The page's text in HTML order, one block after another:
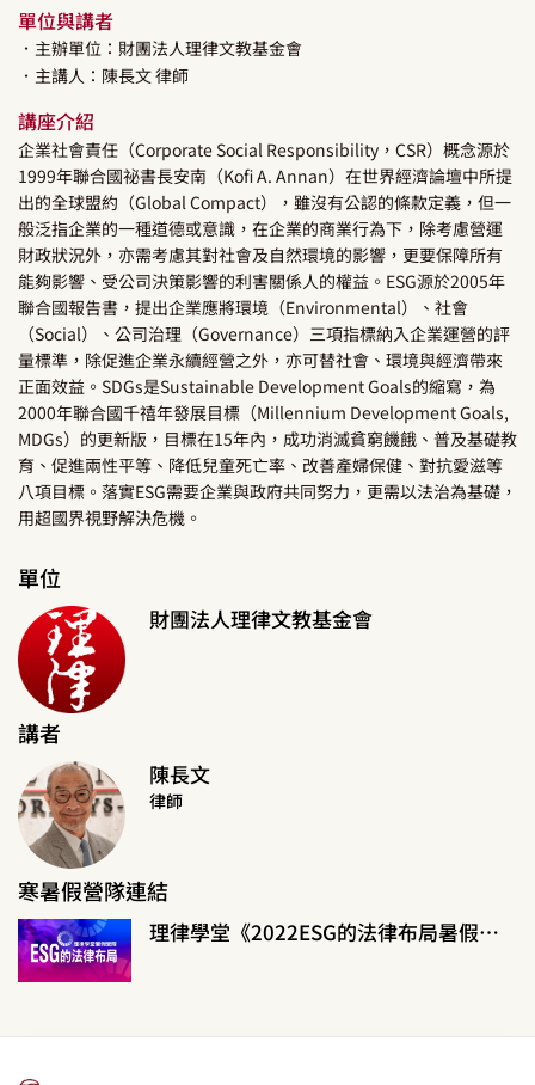
單位與講者
．主辦單位：財團法人理律文教基金會
．主講人： 陳長文律師
講座介紹
企業社會責任（Corporate Social Responsibility，CSR）概念源於
1999年聯合國祕書長安南（Kofi A. Annan）在世界經濟論壇中所提
出的全球盟約（Global Compact），雖沒有公認的條款定義，但一
般泛指企業的一種道德或意識，在企業的商業行為下，除考慮營運
財政狀況外，亦需考慮其對社會及自然環境的影響，更要保障所有
能夠影響、受公司決策影響的利害關係人的權益。ESG源於2005年
聯合國報告書，提出企業應將環境（Environmental）、社會
（Social）、公司治理（Governance）三項指標納入企業運營的評
量標準，除促進企業永續經營之外，亦可替社會、環境與經濟帶來
正面效益。SDGs是Sustainable Development Goals的縮寫，為
2000年聯合國千禧年發展目標（Millennium Development Goals,
MDGs）的更新版，目標在15年內，成功消滅貧窮饑餓、普及基礎教
育、促進兩性平等、降低兒童死亡率、改善產婦保健、對抗愛滋等
八項目標。落實ESG需要企業與政府共同努力，更需以法治為基礎，
用超國界視野解決危機。
單位
財團法人理律文教基金會
講者
陳長文
律師
寒暑假營隊連結
理律學堂《2022ESG的法律布局暑假營隊》